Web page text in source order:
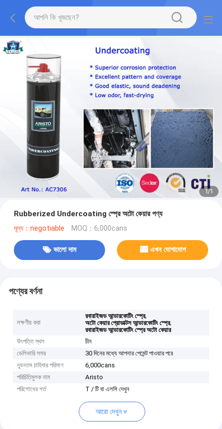
1/1
Rubberized Undercoating স্প্রে অটো কেয়ার পণ্য
মূল্য：negotiable MOQ：6,000cans
ভালো দাম এখন যোগাযোগ
পণ্যের বর্ণনা
লক্ষণীয় করা
রবারাইজড আন্ডারকোটিং স্প্রে,
অটো কেয়ার প্রোডাক্টস আন্ডারকোটিং স্প্রে,
রবারাইজড আন্ডারকোটিং স্প্রে অটো কেয়ার
উৎপত্তি স্থল
চীন
ডেলিভারি সময়
30 দিনের মধ্যে আপনার পেমেন্ট পাওয়ার পরে
ন্যূনতম চাহিদার পরিমাণ
6,000cans
পরিচিতিমুলক নাম
Aristo
পরিশোধের শর্ত
T / টি বা এলসি দেখুন
আরো দেখুন